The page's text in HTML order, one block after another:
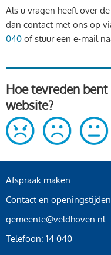
Als u vragen heeft over
dan contact met ons op
040 of stuur een e-mail
Hoe tevreden
website?
Afspraak maken
Contact en openingstijden
gemeente@veldhoven.nl
Telefoon: 14 040